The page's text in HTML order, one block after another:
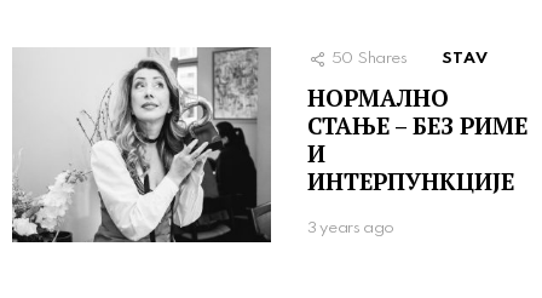
50 Shares STAV
НОРМАЛНО
СТАЊЕ – БЕЗ РИМЕ
И
ИНТЕРПУНКЦИЈЕ
3 years ago